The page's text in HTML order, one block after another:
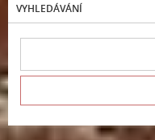
VYHLEDÁVÁNÍ